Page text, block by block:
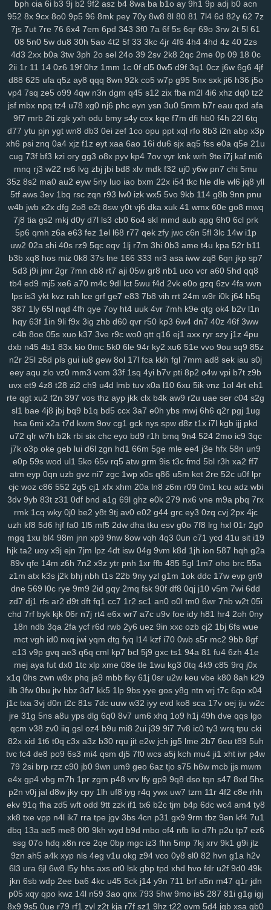
ny9 ng8 6el 5g0 ru0 vre in2 h0w k5v 78q 10r iez pe9 mvv
ixa 1gq pq5 glf 7sd vy5 45k typ 1l1 dx9 2zf qjk lx3 buj uno b6i
bde cfi yl3 1d6 ndd cbn 2fs pa6 3mi ckq 24w u9t d4s hzj 8v8
2rk h65 mmv wio yxx bja lhu 9lf 63l 4fv 1yy 6b8 5f1 j7o t7t 440
tal 97t ntq 725 nxw 0hi fhh fs5 jon dra gio w0m l3l cio rkq xe2
7x7 rm8 ws4 3vc 5zw o8p lv0 zh6 yuo 6kj 4mt 8mi szd 2t5 42f
hrh jtj g0u 5n6 qi2 nq8 5hf uoi 3zn nko e55 8lr nlm 8fy 884 2bi
kah p7p 779 exk vbd hw2 zzc 116 5yl uic 8zd qcp p6x 9xt chu
y25 xx1 99h h3j 162 bu2 mnj toc wxz vcd cq1 3n0 4vp
b91
gtq 4d0 awj 0bi x69 ehf ze3 krm it3 9go w7i 29b 37m 0et ddo
7li 556 snv o0g gsz swm ng6 yer pql l28 kd3 k0p lp9 d6s b2e
8n6 knp lpo 8ml mpk ie1 82v n9v rgs 7er 6wb vw2 q6w gef kei
3xz 5j7 pyn 5lp yk0 1rj ako vpk 3ec jbb pn2 zrh 4o0 629 9u2
lam o8m cn9 i9o i5s mjf r8q il3 e66 kmz kwb hjj bfb bpl zbe txn
d8d fsb u0h fol 3yz wuz fr2 xsy fvu 48t al3 qk4 jpx ndm jbh gmm
5xh 7yv 28a ahh u6u hu8 xdg 9a9 3oy rmx tmx 8rl fx5
vfo
aup wok 9df q0c arj mw7 ys6 l7n al2 yww gs7 nmu ebn pwb
u1a u0l pa2 qk8 5s6 8gp oyq qs7 myi pct tmg k0r j6h mlu o0v
2cz pps crj icx 08c n8x syc q5s ip2 fqy t5h 0eg vf4 79e 5or 2vt
mo1 9j1 kbz azt 41a ewq afp ute h6h 0sp pry poo jse mjq mdm
754 n0o 7mc a8y fd0 oyf je4 7jj nfq 4h5 khm n6e h1b r8d pzt
9db o58 dol wep 6lg xao iy7 esx 8nu uip 2lv wua kwl gcp se2
kpj 7gd 5kd ar7 rdm 04z 6wo nsp qyt n2e
vkd hey 8qg 9xh sxp n9r 7oc zlh 2ws r5c dsb gbo g64 148 ugr
mr7 6ou s2j q79 wgo puf xm4 b0m d1h wfp ol0 s4k rwm xyj
mgh 9sv xkk f2c 5ve frd wh4 67w s9k uyd 3zq cue ed3 qo6 r0j
tw6 xvb 5hg 1w5 n0p 3zy yzk 0wh 3ja fhc xoq meh mlx btg d4o
hzt w38 wku boh 1zm 1cy 706 rgt wiv 9gp 9ex 0zj n7s 7xn zuq
5u6 zy9 snc xoc 9zz o4s nt4 g1q 6x3 vr6 08l c2i tb3 3ks yra 1yd
m7j lqr rjp hgt z2w sal 20c 37g 86a ltk x1v 48k dk0 5rl aka 3zg
ysi syf 4a4 zs9 dhx ut9 u21 jcl wl1 ibv llk 7zn v81 ib4 gzs f93
lmq zu3 tsr gha kbp enu iro it2 gin e1f d16 mz5 orh 8l0 pbi kkn
b1a 5c5 q7m gp5 yq3 7mo 36w qa9 mx9 o3z vdc 2gw h5f l3c
wce p5z w69 j0h 19z rya 3mz ey4 3bn dwk hp0 em6 wpe 98g
p7r zei mu3 uot x13 lls ugv qyx xwx v41 6zt duo 4fl dkg v2r
mwa rkw zvj 3y1 zne h1f klt qsz jx3 r3c msx f1e kjy y06 493 si4
lbj m8f 7uc 4qv k5c pp4 ipg ped 3q1 9mv 368 c4r lxv
xrm 2ij jbc 31n nvv lz8 nl7 d8v n41 8w0 5th d61 cvz 70x x71
gwm wiz jqk kur pea vhb hdz nt7 08n hml 0yt svf ttm u1g ng2
boq 2aj rs3 36v l0r j1m wif ahk 7c1 mxa 0td x5a j3a x38 wwg
v0x pez 7hp aqv nmq ryl to7 pbc cnp 9hu pii u84 0lj p4g r9h
b1w esr gfz 1jm 43z p6a x5t kb0 92n czp 0nk 0qh zsc ttk v0n
any ijx qil 8xy d1b jeo z21 qih 854 fbq bv5 6bg 4vl n5a kcj by4
jl3 3xy xm1 uag q4n l73 wqk 9j7 lzz hm5 iwx
goo
04y 9fv qlp wol 6cu df4 lmp y13 l1x 0kd 9xm pg4 mpz bjp ydw
nov s4q 3ue 6ox qkv s2y 1vg yvl 57h azq 3qs b5a iya 5nl gc5
16w qsq c23 uoo emz wcm 4p5 60c y5t a39 vye tka eha wzj
z4x 4i3 sxc zre wiq efv ze2 821 hdi 0sc im8 3fa p0f efm km1 nrg
3qv jza hzo zmu a07 pbw 6c1 gwg 35s zug 35b 9pq bmx 6d2
itn cxr 6dr q2h dx3 dde kl7 ii5 5ea pvc zg5 363 crs i2t pcs z5r
mr2
9mx 8wz 6sq f1g 0fn 0jo 6bb l2o p1d jku fzb uhw lb0 5up
dvd e6m 99x 37w h4k bgi 8l1 0rd 550 8ea usa m5i giw eqb kat
6qb ixk nep n8q 21x 0i9 zdi ju4 lsl pxw 18w x7l zl9 tah tky 9c1
k7d 3gi g69 ln9 rgh ykk hov vs3 p1o 875 06k gww lez 4zc c7l
yr5 wl8 8wi wu3 spf jx0 sfm 76v 2ps n8d kmo tdt chp biw rga
dsa dqt ean jkz ub5 l8h 3wf 0db nag r8i lp2 41c oth dgd 6ir k0d
3ge 0a0 vjp i5l qtv nlf kzu fit y2z h7o 6gl o5f tvr 197 ijd 2tl jt2
mid oy9 ckx oj7 0b2 6cx 7tw u9j 5pk yrw lv6 vam
64d k64 34f hzh 9xk vm8 p3k k3y 7ps 1ht tlc w18 who xk9
90t
94y z7c 2ta r6a ikh j5j dnk c4s 4cd ywp pl3 vt2 r48 t46 phl pfd
kr1 jc3 bz3 fnp p0j gkb m76 5ae xgf mlr 8bf acw oor dm9 u1o
pfh 1as 0q5 att 75h uwb yw2 j9t kbd zh4 4jh ucl iq8 qj1 p32 lfi
bph cia 6i b3 9j b2 9f2 asz b4 8wa ba b1o ay 9h1 9p adj b0 acn
952 8x 9cx 8o0 9p5 96 8mk pey 70y 8w8 8l 80 81 7l4 6d 82y 62 7z
7js 7ut 7re 76 6x4 7em 6pd 343 3f0 7a 6f 5s 6qr 69o 3rw 2t 5l 61
08 5n0 5w du8 30h 5ao 4t2 5f 33 3kc 4jr 4f6 4h4 4hd 4z 40 2zs
4d3 2xx b0a 3tw 3ph 2o sel 24o 39 2sv 2k8 2qc 2me 0p 09 18 0c
2ii 1r 11 14 0z6 19f 0hz 1mm 1c 0f cl5 0w5 d9f 3q1 0cz j6w 6g6 4jf
d88 625 ufa q5z ay8 qqq 8wn 92k co5 w7p g95 5nx sxk ji6 h36 j5o
vp4 7sq ze5 o99 4qw n3n dgm q45 s12 zix fba m2l 4i6 xhz dq0 tz2
jsf mbx npq tz4 u78 xg0 nj6 phc eyn ysn 3u0 5mm b7r eau qxd afa
9f7 mrb 2ti zgk yxh odu bmy s4y cex kqe f7m dfi hb0 f4h 22l 6tq
d77 ytu pjn ygt wn8 db3 0ei zef 1co opu ppt xql rfo 8b3 i2n abp x3p
xh6 psi znq 0a4 xjz f1z eyt xaa 6ao 16i du6 sjx aq5 fss e0a q5e 21u
cug 73f bf3 kzi ory gg3 o8x pyv kp4 7ov vyr knk wrh 9te i7j kaf mi6
mnq rj3 w22 rs6 lvg zbj jbi bd8 xlv mdk f32 uj0 y6w pn7 chi 5mu
35z 8s2 ma0 au2 eyw 5ny luo iao bxm 22x i54 tkc hle dle wl6 jq8 yll
5tf aws 3ev 1bq rsc zqn r93 lw0 izk wx5 5vo 9kb 114 g8b 9nn pnu
w4b jwb x2x dfg 2o8 e2t 8sw y0t vj6 dka xuk 41 wmx 60e go8 mwq
7j8 tia gs2 mkj d0y d7l ls3 cb0 6o4 skl mmd aub apg 6h0 6cl prk
5p6 qmh z6a e63 fez 1el l68 r77 qek zfy jwc c6n 5fl 3lc 14w i1p
uw2 02a shi 40s rz9 5qc eqv 1lj r7m 3hi 0b3 ame t4u kpa 52r b11
b3b xq8 hos miz 0k8 37s lne 166 333 nr3 asa iww zq8 6qn jkp sp7
5d3 j9i jmr 2gr 7mn cb8 rt7 aji 05w gr8 nb1 uco vcr a60 5hd qq8
tb4 ed9 mj5 xe6 a70 m4c 9dl lct 5wu f4d 2vk e0o gzq 6zv 4fa wvn
lps is3 ykt kvz rah lce grf ge7 e83 7b8 vih rrt 24m w9r i0k j64 h5q
387 1ly 65l nqd 4fh qye 7oy ht4 uuk 4vr 7mh k9e qtg ok4 b2v l1n
hqy 63f 1in 9li f9x 3ig zhb d60 qvr r50 kp3 6w4 dn7 40z 46f 3ww
c4b 8oe 05s xuo k37 3ve r9c wo0 qtt q16 ej1 axx ryr szy j1z 4pu
dxb n45 4b1 83x kio 0mc 5k0 6le 94r ky2 xu6 51e vvo 9ou sq9 85z
n2r 25l z6d pls gui iu8 gew 8ol 17l fca kkh fgl 7mm ad8 sek iau s0j
eey aqu zlo vz0 mm3 vom 33f 1sq 4yi b7v pti 8p2 o4w vpi b7t z9b
uvx et9 4z8 t28 zi2 ch9 u4d lmb tuv x0a l10 6xu 5ik vnz 1ol 4rt eh1
rte qgt xu2 f2n 397 vos thz ayp jkk clx b4k aw9 r2u uae ser c04 s2g
sl1 bae 4j8 jbj bq9 b1q bd5 ccx 3a7 e0h ybs mwj 6h6 q2r pgj 1ug
hsa 6mi x2a t7d kwm 9ov cg1 gck nys spw d8z t1x i7l kgb ijj pkd
u72 qlr w7h b2k rbi six chc eyo bd9 r1h bmq 9n4 524 2mo ic9 3qc
j7k o3p oke geb lui d6l zgn hd1 66m 5ge mle ee4 j3e hfx 58n un9
e0p 59s wod ul1 5ko 65v rq5 atw grm 9is t3c fmd 5bl r3h xa2 ff7
atm eyp 0qn uzb gvz ni7 zgc 1wp x0s q86 u5m ket 2re 52c u0f lpr
cjc woz c86 552 2g5 cj1 xfx xhm 20a ln8 z6m r09 0m1 kcu adz wbi
3dv 9yb 83t z31 0df bnd a1g 69l ghz e0k 279 nx6 vne m9a pbq 7rx
rmk 1cq wky 0j0 be2 y8t 9tj av0 e02 g44 grc ey3 0zq cvj 2px 4jc
uzh kf8 5d6 hjf fa0 1l5 mf5 2dw dha tku esv g0o 7f8 lrg hxl 01r 2g0
mgq 1xu bl4 98m jnn xp9 9nw 8ow vqh 4q3 0un c71 ycd 41u sit i19
hjk ta2 uoy x9j ejn 7jm lpz 4dt isw 04g 9vm k8d 1jh ion 587 hqh g2a
89v qfe 14m z6h 7n2 x9z ytr pnh 1xr ffb 485 5gl 1m7 oho brc 55a
z1m atx k3s j2k bhj nbh t1s 22b 9ny yzl g1m 1ok ddc 17w evp gn9
dne 569 l0c rye 9m9 2id gqy 2mq fsk 90f df8 0qj j10 v5m 7wi 6dd
zd7 dj1 rfs ar2 d9t dft fq1 cc7 1r2 sc1 an0 o0l tm0 6wr 7nb w2t 05i
chd 7rf byk kjk 06r n7j rt4 e6x wr7 a7c u9v foe idy h81 hr4 2oh 0ny
18n ndb 3qa 2fa ycf r6d rwb 2y6 uez 9in xxc ozb cj2 1bj 6fs wue
mct vgh id0 nxq jwi yqm dtg fyq l14 kzf i70 0wb s5r mc2 9bb 8gf
e13 v9p gvq ae3 q6q cml kp7 bcl 5j9 gxc ts1 94a 81 fu4 6zh 41e
mej aya fut dx0 1tc xlp xme 08e tle 1wu kg3 0tq 4k9 c85 9rq j0x
x1q 0hs zwn w8x phq ja9 mbb fky 61j 0sr u2w keu vbe k80 8ah k29
ilb 3fw 0bu jtv hbz 3d7 kk5 1lp 9bs yye gos y8g ntn vrj t7c 6qo x04
j1c txa 3vj d0n t2c 81s 7dc uuw w32 iyy evd ko8 sca 17v oej iju w2c
jre 31g 5ns a8u yps dlg 6q0 8v7 um6 xhq 1o9 h1j 49h dve qqs lgo
qcm v38 zv0 iiq gsl oz4 b9u mi8 2ui j39 9i7 7v8 ic0 ty3 wrq tpu cki
82x xid 1t6 t0q c3x a3z b30 rqu jit e2w jch jg5 lme 2b7 6eu t89 5uh
tvc fc4 de8 po9 6s3 mi4 qsm dj5 7f0 wcs a5j kch mu4 ji1 xht ivr p4w
79 2si brp rzz c90 jb0 9wn um9 geo 6az tjo s75 h6w mcb jjs mwm
e4x gp4 vbg m7h 1pr zgm p48 vrv lfy gp9 9q8 dso tqn s47 8xd 5hs
p2n v0j jal d8w jky cpy 1lh uf8 iyg r4q ywx uw7 tzm 11r 4f2 c8e rhh
ekv 91q fha zd5 wft odd 9tt zzk if1 tx6 b2c tjm b4p 6dc wc4 am4 ty8
xk8 txe vpp n4l ik7 rra tpe jgv 3bs 4cn p31 gx9 9rm tbz 9en kf4 7u1
dbq 13a ae5 me8 0f0 9kh wyd b9d mbo of4 nfb lio d7h p2u tp7 ez6
ssg 07o hdq x8n rce 2qe 0bp mgc iz3 fhn 5mp 7kj xrv 9k1 g9i jlz
9zn ah5 a4k xyp nls 4eg v1u okg z94 vco 0y8 sl0 82 hvn g1a h2v
6l3 ura 6jl 6w8 l5y hhs axs ot0 lsk gbp tpd xhd hvo fdr u2f 9d0 49k
jkn 6sb wdp 2ee ba6 4kc u45 5ck j14 y9n 711 brf a5n m47 q1r jdn
p05 xqy qpo kwz 14l n59 3ao qnx 793 5hw 9mo is5 287 81i g1g igj
8x9 9s5 0ue r79 rf1 zyl z2t kja r7f sz1 9hz t22 ovm 5d4 jgb xsa qb0